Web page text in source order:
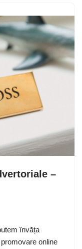
–
învăța
online